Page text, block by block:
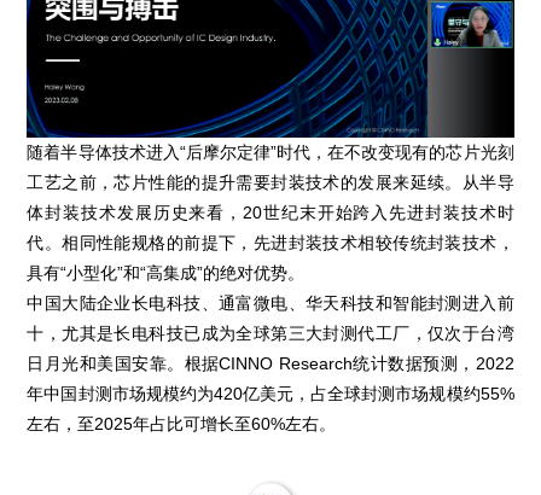
随着半导体技术进入“后摩尔定律”时代，在不改变现有的芯片光刻
工艺之前，芯片性能的提升需要封装技术的发展来延续。从半导
体封装技术发展历史来看，20世纪末开始跨入先进封装技术时
代。相同性能规格的前提下，先进封装技术相较传统封装技术，
具有“小型化”和“高集成”的绝对优势。
中国大陆企业长电科技、通富微电、华天科技和智能封测进入前
十，尤其是长电科技已成为全球第三大封测代工厂，仅次于台湾
日月光和美国安靠。根据CINNO Research统计数据预测，2022
年中国封测市场规模约为420亿美元，占全球封测市场规模约55%
左右，至2025年占比可增长至60%左右。